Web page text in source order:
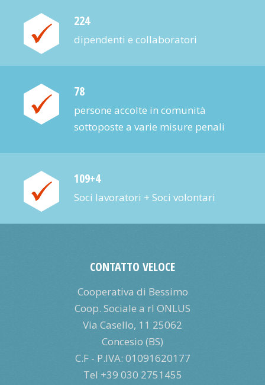
224
dipendenti e collaboratori
78
persone accol­te in comunità
sottoposte a varie misure penali
109+4
Soci lavoratori + Soci volontari
CONTATTO VELOCE
Cooperativa di Bessimo
Coop. Sociale a rl ONLUS
Via Casello, 11 25062
Concesio (BS)
C.F - P.IVA: 01091620177
Tel +39 030 2751455